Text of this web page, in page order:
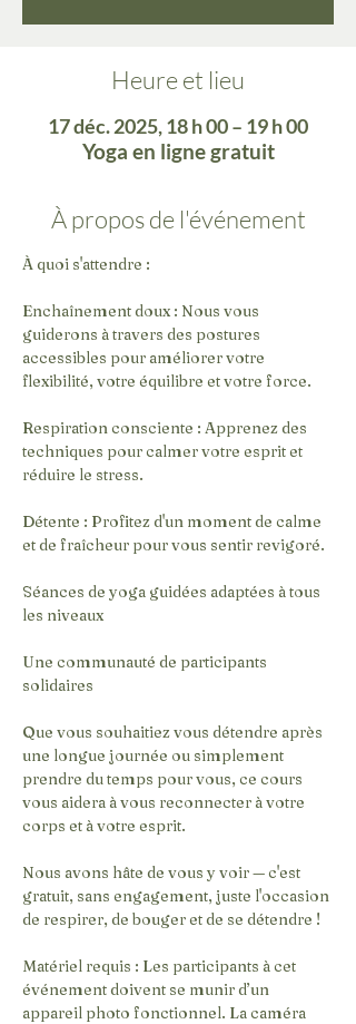
Heure et lieu
17 déc. 2025, 18 h 00 – 19 h 00
Yoga en ligne gratuit
À propos de l'événement
À quoi s'attendre :
Enchaînement doux : Nous vous
guiderons à travers des postures
accessibles pour améliorer votre
flexibilité, votre équilibre et votre force.
Respiration consciente : Apprenez des
techniques pour calmer votre esprit et
réduire le stress.
Détente : Profitez d'un moment de calme
et de fraîcheur pour vous sentir revigoré.
Séances de yoga guidées adaptées à tous
les niveaux
Une communauté de participants
solidaires
Que vous souhaitiez vous détendre après
une longue journée ou simplement
prendre du temps pour vous, ce cours
vous aidera à vous reconnecter à votre
corps et à votre esprit.
Nous avons hâte de vous y voir — c'est
gratuit, sans engagement, juste l'occasion
de respirer, de bouger et de se détendre !
Matériel requis : Les participants à cet
événement doivent se munir d’un
appareil photo fonctionnel. La caméra